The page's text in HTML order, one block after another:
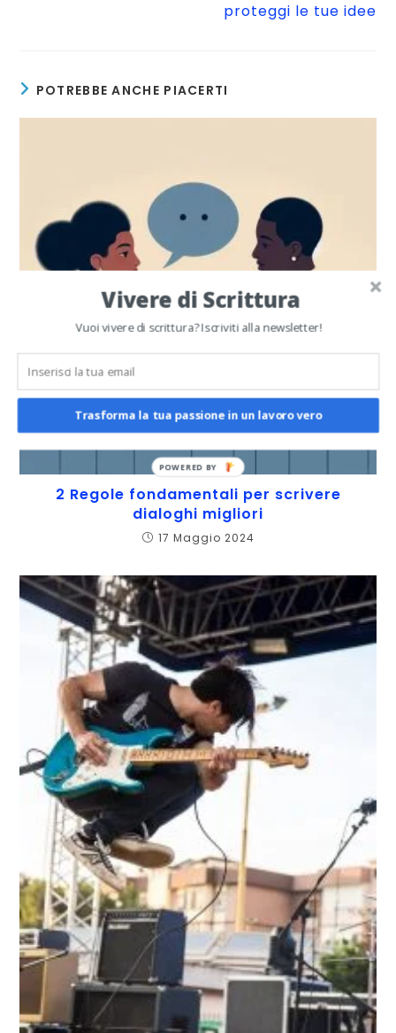
proteggi le tue idee
POTREBBE ANCHE PIACERTI
2 Regole fondamentali per scrivere
dialoghi migliori
17 Maggio 2024
Vivere di Scrittura
Vuoi vivere di scrittura? Iscriviti alla newsletter!
Trasforma la tua passione in un lavoro vero
POWERED BY